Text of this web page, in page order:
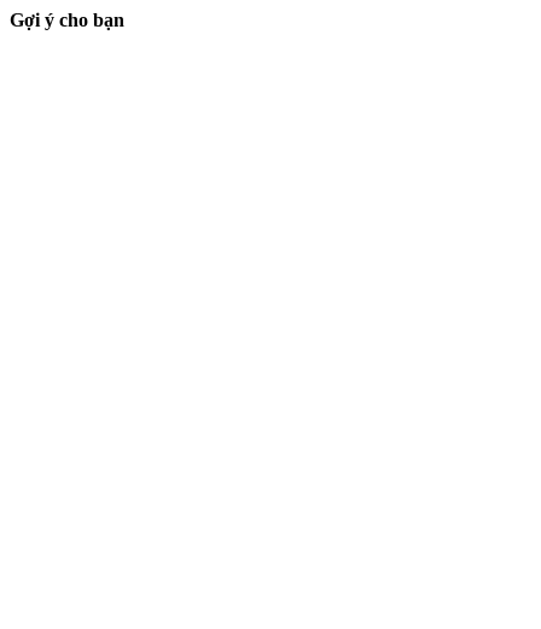
Gợi ý cho bạn